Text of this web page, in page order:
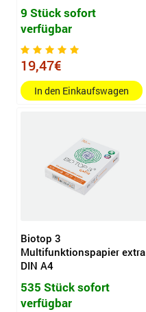
9 Stück sofort
verfügbar
19,47€
In den Einkaufswagen
Biotop 3
Multifunktionspapier extra
DIN A4
535 Stück sofort
verfügbar